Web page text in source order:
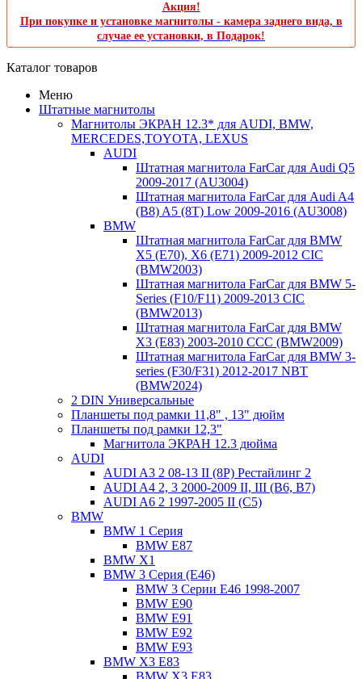
Акция!
При покупке и установке магнитолы - камера заднего вида, в
случае ее установки, в Подарок!
Каталог товаров
Меню
Штатные магнитолы
Магнитолы ЭКРАН 12.3* для AUDI, BMW,
MERCEDES,TOYOTA, LEXUS
AUDI
Штатная магнитола FarCar для Audi Q5
2009-2017 (AU3004)
Штатная магнитола FarCar для Audi A4
(B8) A5 (8T) Low 2009-2016 (AU3008)
BMW
Штатная магнитола FarCar для BMW
X5 (E70), X6 (E71) 2009-2012 CIC
(BMW2003)
Штатная магнитола FarCar для BMW 5-
Series (F10/F11) 2009-2013 CIC
(BMW2013)
Штатная магнитола FarCar для BMW
X3 (E83) 2003-2010 CCC (BMW2009)
Штатная магнитола FarCar для BMW 3-
series (F30/F31) 2012-2017 NBT
(BMW2024)
2 DIN Универсальные
Планшеты под рамки 11,8" , 13" дюйм
Планшеты под рамки 12,3"
Магнитола ЭКРАН 12.3 дюйма
AUDI
AUDI A3 2 08-13 II (8P) Рестайлинг 2
AUDI A4 2, 3 2000-2009 II, III (B6, B7)
AUDI A6 2 1997-2005 II (C5)
BMW
BMW 1 Серия
BMW E87
BMW X1
BMW 3 Серия (E46)
BMW 3 Серии Е46 1998-2007
BMW E90
BMW E91
BMW E92
BMW E93
BMW X3 E83
BMW X3 E83